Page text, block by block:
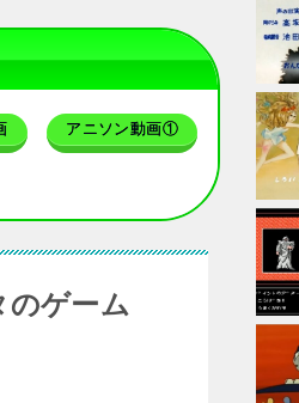
アニソン動画①
のゲーム